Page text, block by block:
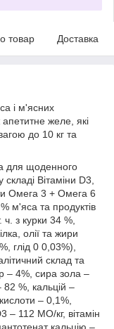
товар Доставка
і м'ясних
апетитне желе, які
до 10 кг та
для щоденного
Вітаміни D3,
Омега 3 + Омега 6
м'яса та продуктів
з курки 34 %,
олії та жири
глід 0 0,03%),
склад та
– 4%, сира зола –
82 %, кальцій –
– 0,1%,
– 112 МО/кг, вітамін
кальцію –